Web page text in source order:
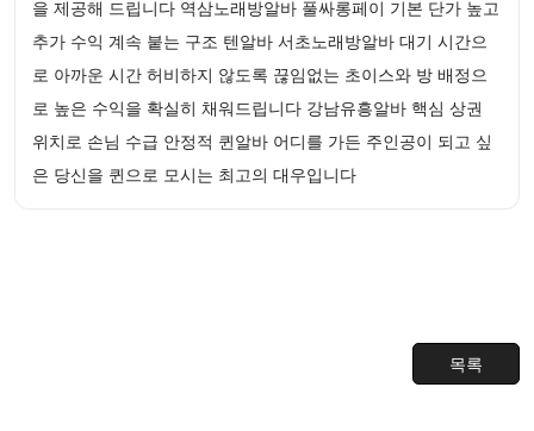
을 제공해 드립니다 역삼노래방알바 풀싸롱페이 기본 단가 높고
추가 수익 계속 붙는 구조 텐알바 서초노래방알바 대기 시간으
로 아까운 시간 허비하지 않도록 끊임없는 초이스와 방 배정으
로 높은 수익을 확실히 채워드립니다 강남유흥알바 핵심 상권
위치로 손님 수급 안정적 퀸알바 어디를 가든 주인공이 되고 싶
은 당신을 퀸으로 모시는 최고의 대우입니다
목록